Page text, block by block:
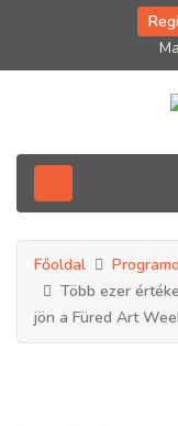
Ma
Főoldal
Több ezer
jön a Füred Art